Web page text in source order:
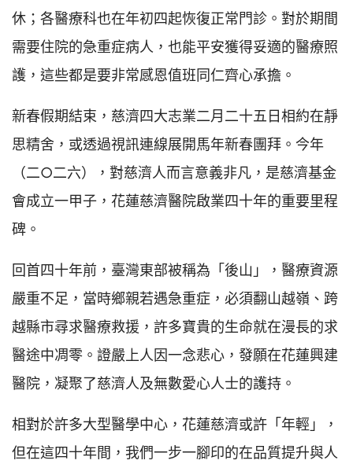
休；各醫療科也在年初四起恢復正常門診。對於期間
需要住院的急重症病人，也能平安獲得妥適的醫療照
護，這些都是要非常感恩值班同仁齊心承擔。
新春假期結束，慈濟四大志業二月二十五日相約在靜
思精舍，或透過視訊連線展開馬年新春團拜。今年
（二○二六），對慈濟人而言意義非凡，是慈濟基金
會成立一甲子，花蓮慈濟醫院啟業四十年的重要里程
碑。
回首四十年前，臺灣東部被稱為「後山」，醫療資源
嚴重不足，當時鄉親若遇急重症，必須翻山越嶺、跨
越縣市尋求醫療救援，許多寶貴的生命就在漫長的求
醫途中凋零。證嚴上人因一念悲心，發願在花蓮興建
醫院，凝聚了慈濟人及無數愛心人士的護持。
相對於許多大型醫學中心，花蓮慈濟或許「年輕」，
但在這四十年間，我們一步一腳印的在品質提升與人